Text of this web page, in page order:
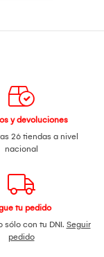
y devoluciones
26 tiendas a nivel
nacional
tu pedido
sólo con tu DNI. Seguir
pedido